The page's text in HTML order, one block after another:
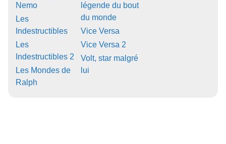
Nemo
Les
Indestructibles
Les
Indestructibles 2
Les Mondes de
Ralph
légende du bout
du monde
Vice Versa
Vice Versa 2
Volt, star malgré
lui